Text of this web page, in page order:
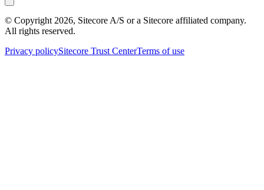
© Copyright 2026, Sitecore A/S or a Sitecore affiliated company.
All rights reserved.
Privacy policySitecore Trust CenterTerms of use